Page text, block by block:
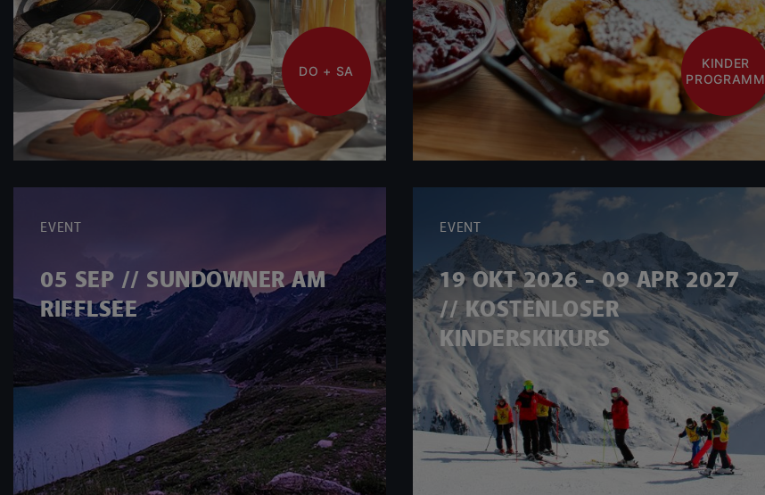
DO + SA
KINDER
PROGRAMM
EVENT
05 SEP // SUNDOWNER AM
RIFFLSEE
EVENT
19 OKT 2026 - 09 APR 2027
// KOSTENLOSER
KINDERSKIKURS